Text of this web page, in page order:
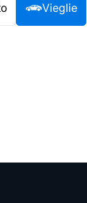
Vieglie